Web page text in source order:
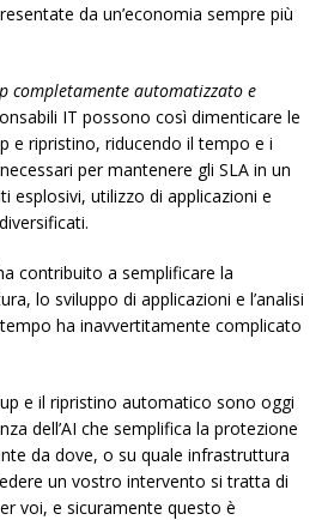
da un’economia sempre più
completamente automatizzato e
IT possono così dimenticare le
e ripristino, riducendo il tempo e i
per mantenere gli SLA in un
esplosivi, utilizzo di applicazioni e
contribuito a semplificare la
lo sviluppo di applicazioni e l’analisi
ha inavvertitamente complicato
e il ripristino automatico sono oggi
dell’AI che semplifica la protezione
da dove, o su quale infrastruttura
un vostro intervento si tratta di
voi, e sicuramente questo è